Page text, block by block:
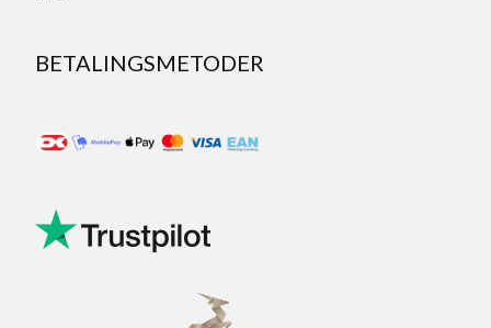
BETALINGSMETODER